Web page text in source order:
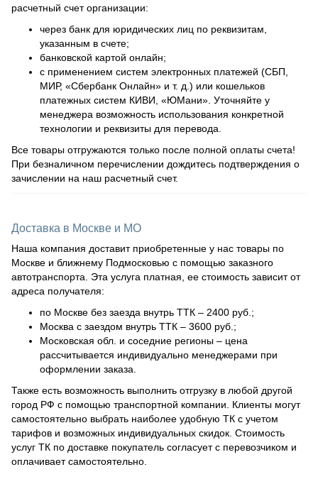
расчетный счет организации:
через банк для юридических лиц по реквизитам,
указанным в счете;
банковской картой онлайн;
с применением систем электронных платежей (СБП,
МИР, «Сбербанк Онлайн» и т. д.) или кошельков
платежных систем КИВИ, «ЮМани». Уточняйте у
менеджера возможность использования конкретной
технологии и реквизиты для перевода.
Все товары отгружаются только после полной оплаты счета!
При безналичном перечислении дождитесь подтверждения о
зачислении на наш расчетный счет.
Доставка в Москве и МО
Наша компания доставит приобретенные у нас товары по
Москве и ближнему Подмосковью с помощью заказного
автотранспорта. Эта услуга платная, ее стоимость зависит от
адреса получателя:
по Москве без заезда внутрь ТТК – 2400 руб.;
Москва с заездом внутрь ТТК – 3600 руб.;
Московская обл. и соседние регионы – цена
рассчитывается индивидуально менеджерами при
оформлении заказа.
Также есть возможность выполнить отгрузку в любой другой
город РФ с помощью транспортной компании. Клиенты могут
самостоятельно выбрать наиболее удобную ТК с учетом
тарифов и возможных индивидуальных скидок. Стоимость
услуг ТК по доставке покупатель согласует с перевозчиком и
оплачивает самостоятельно.